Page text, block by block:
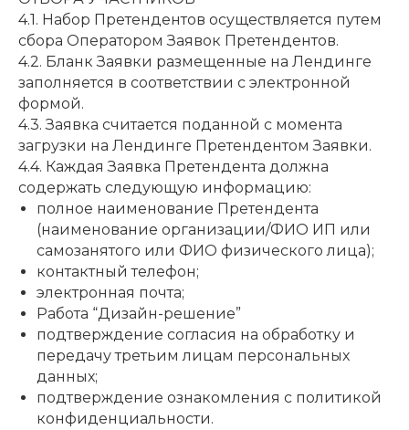
4.1. Набор Претендентов осуществляется путем
сбора Оператором Заявок Претендентов.
4.2. Бланк Заявки размещенные на Лендинге
заполняется в соответствии с электронной
формой.
4.3. Заявка считается поданной с момента
загрузки на Лендинге Претендентом Заявки.
4.4. Каждая Заявка Претендента должна
содержать следующую информацию:
полное наименование Претендента
(наименование организации/ФИО ИП или
самозанятого или ФИО физического лица);
контактный телефон;
электронная почта;
Работа “Дизайн-решение”
подтверждение согласия на обработку и
передачу третьим лицам персональных
данных;
подтверждение ознакомления с политикой
конфиденциальности.